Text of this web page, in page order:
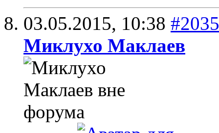
03.05.2015, 10:38 #2035
Миклухо Маклаев